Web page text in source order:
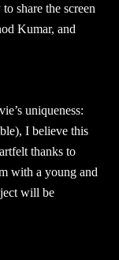
share the screen
Kumar, and
uniqueness:
I believe this
thanks to
with a young and
will be